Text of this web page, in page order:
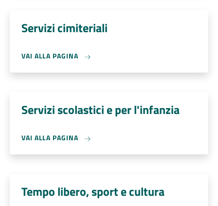
Servizi cimiteriali
VAI ALLA PAGINA
Servizi scolastici e per l'infanzia
VAI ALLA PAGINA
Tempo libero, sport e cultura